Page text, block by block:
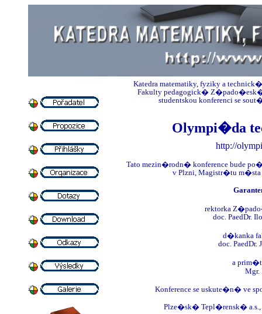
Katedra matematiky, fyziky a
Fakulty pedagogick�
studentskou konferenci se
Olympi�da
http://
Tato mezin�rodn� konference bude
v Plzni, Magistr�tu m�sta
rektorka
doc. PaedDr.
d�kanka
doc. PaedDr.
a
Mgr.
Konference se uskute�n� ve
Plze�sk� Tepl�rensk� a.s.,